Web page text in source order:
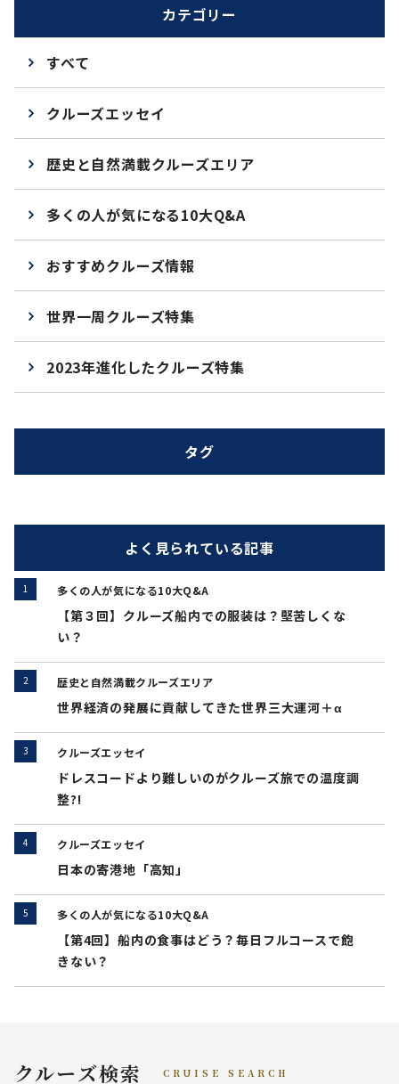
カテゴリー
すべて
クルーズエッセイ
歴史と自然満載クルーズエリア
多くの人が気になる10大Q&A
おすすめクルーズ情報
世界一周クルーズ特集
2023年進化したクルーズ特集
タグ
よく見られている記事
多くの人が気になる10大Q&A
【第３回】クルーズ船内での服装は？堅苦しくな
い？
歴史と自然満載クルーズエリア
世界経済の発展に貢献してきた世界三大運河＋α
クルーズエッセイ
ドレスコードより難しいのがクルーズ旅での温度調
整?!
クルーズエッセイ
日本の寄港地「高知」
多くの人が気になる10大Q&A
【第4回】船内の食事はどう？毎日フルコースで飽
きない？
クルーズ検索 CRUISE SEARCH